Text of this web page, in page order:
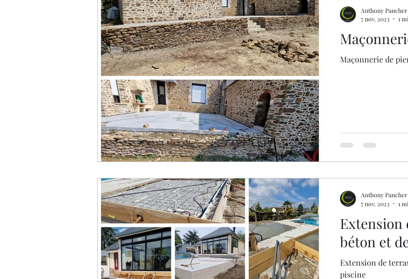
Maçonnerie de
Anthony Pancher
7 nov. 2023
1
Extension
béton et
Extension de
piscine
Anthony Pancher
7 nov. 2023
1